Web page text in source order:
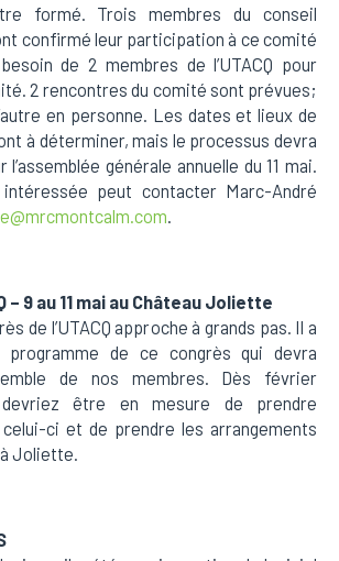
formé. Trois membres du conseil
confirmé leur participation à ce comité
de 2 membres de l’UTACQ pour
2 rencontres du comité sont prévues;
en personne. Les dates et lieux de
à déterminer, mais le processus devra
générale annuelle du 11 mai.
peut contacter Marc-André
.
– 9 au 11 mai au Château Joliette
de l’UTACQ approche à grands pas. Il a
de ce congrès qui devra
de nos membres. Dès février
être en mesure de prendre
celui-ci et de prendre les arrangements
Joliette.